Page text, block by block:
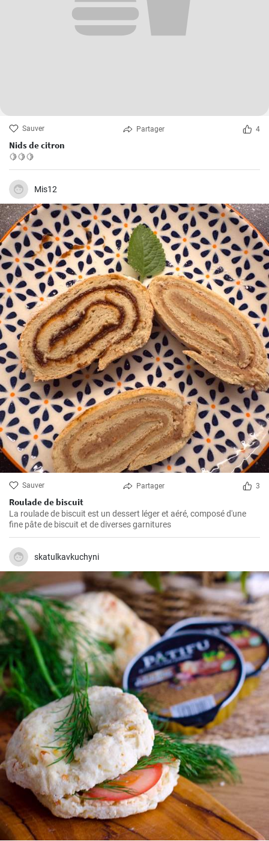
Sauver Partager 4
Nids de citron
🍋🍋🍋
Mis12
Sauver Partager 3
Roulade de biscuit
La roulade de biscuit est un dessert léger et aéré, composé d'une
fine pâte de biscuit et de diverses garnitures
skatulkavkuchyni